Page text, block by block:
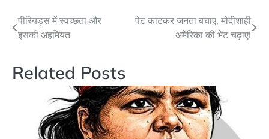
Post
navigation
पीरियड्स में स्वच्छता और
इसकी अहमियत
पेट काटकर जनता बचाए, मोदीशाही
अमेरिका की भेंट चढ़ाए!
Related Posts